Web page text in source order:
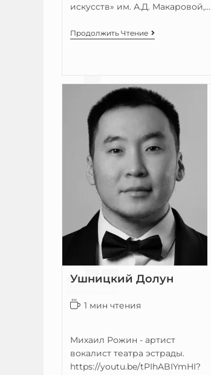
искусств» им. А.Д. Макаровой,…
Продолжить Чтение
Ушницкий Долун
1 мин чтения
Михаил Рожин - артист
вокалист театра эстрады.
https://youtu.be/tPIhABIYmHI?